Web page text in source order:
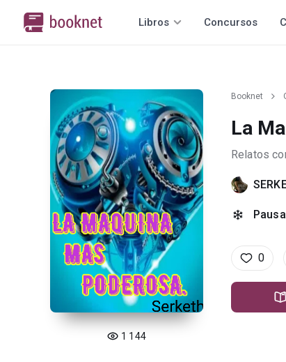
Libros Concursos
1 144
Booknet
La
Relatos
0